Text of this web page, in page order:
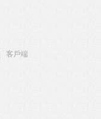
客戶端